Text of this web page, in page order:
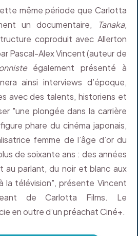
même période que Carlotta
un documentaire,
Tanaka,
coproduit avec Allerton
Pascal-Alex Vincent (auteur de
également présenté à
ainsi interviews d’époque,
avec des talents, historiens et
"une plongée dans la carrière
phare du cinéma japonais,
femme de l’âge d’or du
de soixante ans : des années
au parlant, du noir et blanc aux
la télévision", présente Vincent
de Carlotta Films. Le
en outre d’un préachat Ciné+.